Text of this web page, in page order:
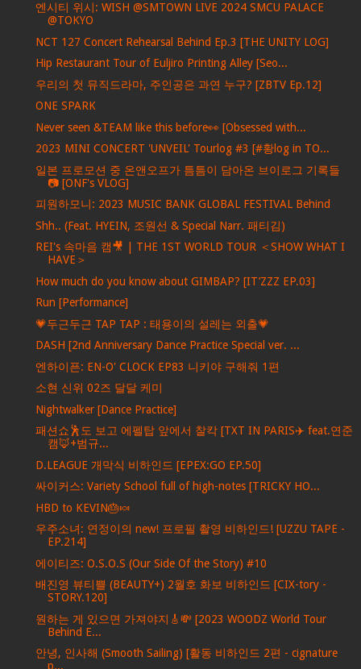
엔시티 위시: WISH @SMTOWN LIVE 2024 SMCU PALACE
@TOKYO
NCT 127 Concert Rehearsal Behind Ep.3 [THE UNITY LOG]
Hip Restaurant Tour of Euljiro Printing Alley [Seo...
우리의 첫 뮤직드라마, 주인공은 과연 누구? [ZBTV Ep.12]
ONE SPARK
Never seen &TEAM like this before👀 [Obsessed with...
2023 MINI CONCERT 'UNVEIL' Tourlog #3 [#황log in TO...
일본 프로모션 중 온앤오프가 틈틈이 담아온 브이로그 기록들
📷 [ONF's VLOG]
피원하모니: 2023 MUSIC BANK GLOBAL FESTIVAL Behind
Shh.. (Feat. HYEIN, 조원선 & Special Narr. 패티김)
REI's 속마음 캠🎥 | THE 1ST WORLD TOUR ＜SHOW WHAT I
HAVE＞
How much do you know about GIMBAP? [IT’ZZZ EP.03]
Run [Performance]
💗두근두근 TAP TAP : 태용이의 설레는 외출💗
DASH [2nd Anniversary Dance Practice Special ver. ...
엔하이픈: EN-O' CLOCK EP83 니키야 구해줘 1편
소현 신위 02즈 달달 케미
Nightwalker [Dance Practice]
패션쇼🕺도 보고 에펠탑 앞에서 찰칵 [TXT IN PARIS✈️ feat.연준
캠🦊+범규...
D.LEAGUE 개막식 비하인드 [EPEX:GO EP.50]
싸이커스: Variety School full of high-notes [TRICKY HO...
HBD to KEVIN🎂🍬
우주소녀: 연정이의 new! 프로필 촬영 비하인드! [UZZU TAPE -
EP.214]
에이티즈: O.S.O.S (Our Side Of the Story) #10
배진영 뷰티쁠 (BEAUTY+) 2월호 화보 비하인드 [CIX-tory -
STORY.120]
원하는 게 있으면 가져야지🎸💸 [2023 WOODZ World Tour
Behind E...
안녕, 인사해 (Smooth Sailing) [활동 비하인드 2편 - cignature
p...